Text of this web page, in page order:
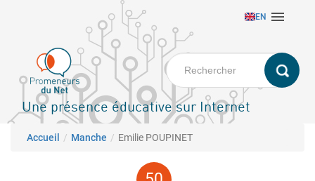
principal
EN 
Une présence éducative sur Internet
Fil d'Ariane
Accueil Manche Emilie POUPINET